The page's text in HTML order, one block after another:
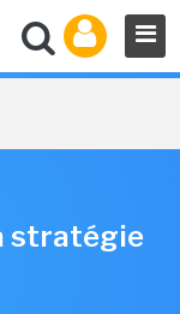
stratégie